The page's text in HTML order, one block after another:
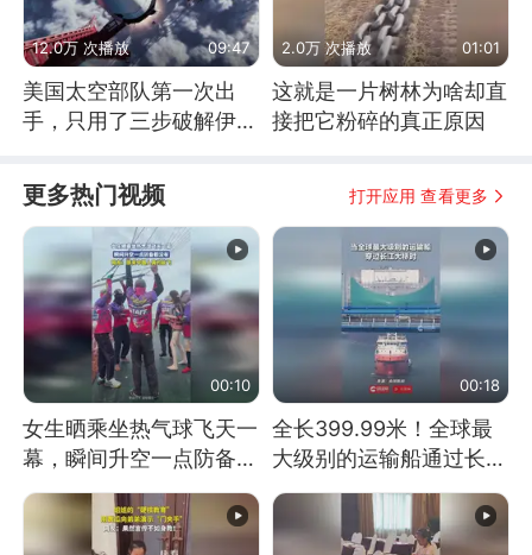
12.0万 次播放 09:47
美国太空部队第一次出
手，只用了三步破解伊朗
2.0万 次播放 01:01
这就是一片树林为啥却直
接把它粉碎的真正原因
更多热门视频 打开应用 查看更多
00:10
女生晒乘坐热气球飞天一
幕，瞬间升空一点防备都
没有
00:18
全长399.99米！全球最
大级别的运输船通过长江
大桥这一幕，太震撼了！